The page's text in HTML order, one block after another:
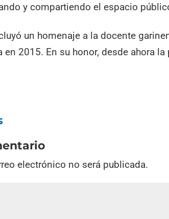
y compartiendo el espacio
un homenaje a la docente
en 2015. En su honor, desde ahora
electrónico no será publicada.